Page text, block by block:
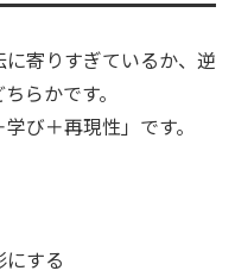
寄りすぎているか、逆
らかです。
び＋再現性」です。
する